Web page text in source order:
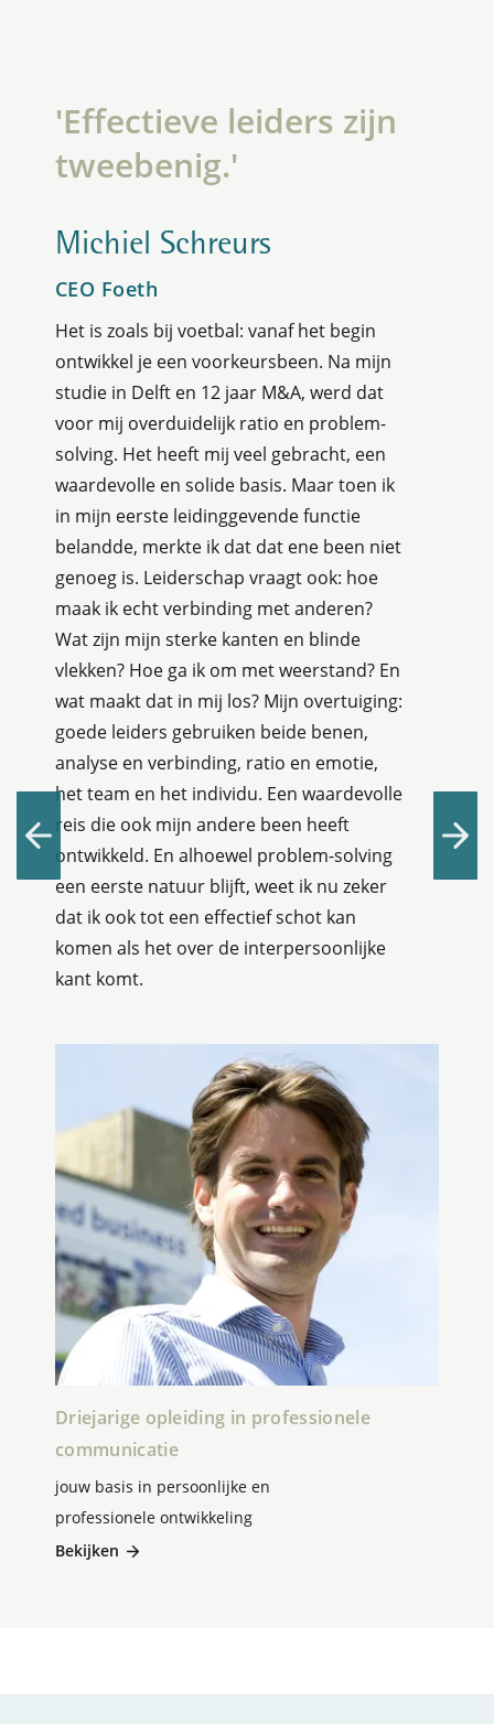
'Effectieve leiders zijn
tweebenig.'
Michiel Schreurs
CEO Foeth
Het is zoals bij voetbal: vanaf het begin
ontwikkel je een voorkeursbeen. Na mijn
studie in Delft en 12 jaar M&A, werd dat
voor mij overduidelijk ratio en problem-
solving. Het heeft mij veel gebracht, een
waardevolle en solide basis. Maar toen ik
in mijn eerste leidinggevende functie
belandde, merkte ik dat dat ene been niet
genoeg is. Leiderschap vraagt ook: hoe
maak ik echt verbinding met anderen?
Wat zijn mijn sterke kanten en blinde
vlekken? Hoe ga ik om met weerstand? En
wat maakt dat in mij los? Mijn overtuiging:
goede leiders gebruiken beide benen,
analyse en verbinding, ratio en emotie,
het team en het individu. Een waardevolle
reis die ook mijn andere been heeft
ontwikkeld. En alhoewel problem-solving
een eerste natuur blijft, weet ik nu zeker
dat ik ook tot een effectief schot kan
komen als het over de interpersoonlijke
kant komt.
Driejarige opleiding in professionele
communicatie
jouw basis in persoonlijke en
professionele ontwikkeling
Bekijken